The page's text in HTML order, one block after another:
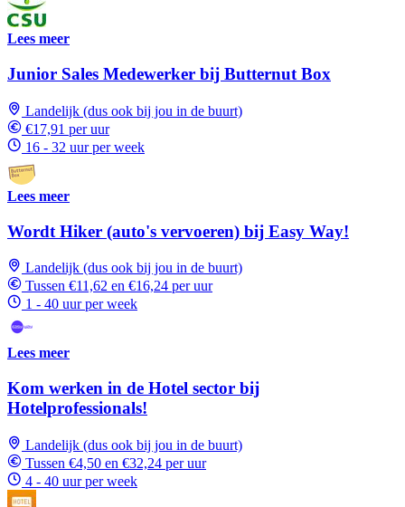
Lees meer
Junior Sales Medewerker bij Butternut Box
Landelijk (dus ook bij jou in de buurt)
€17,91 per uur
16 - 32 uur per week
Lees meer
Wordt Hiker (auto's vervoeren) bij Easy Way!
Landelijk (dus ook bij jou in de buurt)
Tussen €11,62 en €16,24 per uur
1 - 40 uur per week
Lees meer
Kom werken in de Hotel sector bij
Hotelprofessionals!
Landelijk (dus ook bij jou in de buurt)
Tussen €4,50 en €32,24 per uur
4 - 40 uur per week